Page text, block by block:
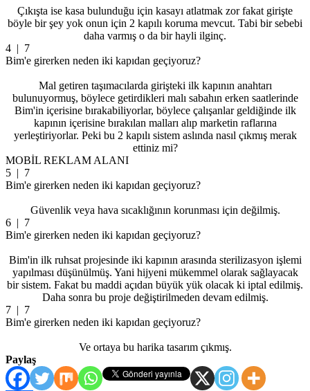
Çıkışta ise kasa bulunduğu için kasayı atlatmak zor fakat girişte
böyle bir şey yok onun için 2 kapılı koruma mevcut. Tabi bir sebebi
daha varmış o da bir hayli ilginç.
4 | 7
Bim'e girerken neden iki kapıdan geçiyoruz?
Mal getiren taşımacılarda girişteki ilk kapının anahtarı
bulunuyormuş, böylece getirdikleri malı sabahın erken saatlerinde
Bim'in içerisine bırakabiliyorlar, böylece çalışanlar geldiğinde ilk
kapının içerisine bırakılan malları alıp marketin raflarına
yerleştiriyorlar. Peki bu 2 kapılı sistem aslında nasıl çıkmış merak
ettiniz mi?
MOBİL REKLAM ALANI
5 | 7
Bim'e girerken neden iki kapıdan geçiyoruz?
Güvenlik veya hava sıcaklığının korunması için değilmiş.
6 | 7
Bim'e girerken neden iki kapıdan geçiyoruz?
Bim'in ilk ruhsat projesinde iki kapının arasında sterilizasyon işlemi
yapılması düşünülmüş. Yani hijyeni mükemmel olarak sağlayacak
bir sistem. Fakat bu maddi açıdan büyük yük olacak ki iptal edilmiş.
Daha sonra bu proje değiştirilmeden devam edilmiş.
7 | 7
Bim'e girerken neden iki kapıdan geçiyoruz?
Ve ortaya bu harika tasarım çıkmış.
Paylaş